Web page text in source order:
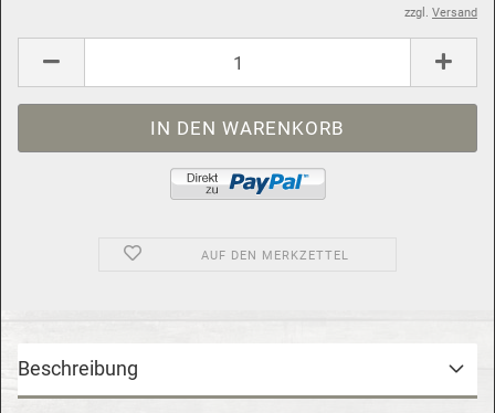
zzgl. Versand
AUF DEN MERKZETTEL
Beschreibung